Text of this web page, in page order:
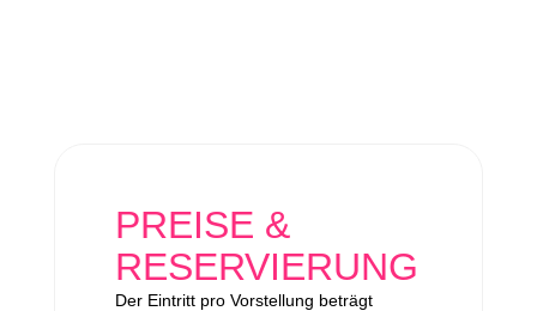
PREISE &
RESERVIERUNG
Der Eintritt pro Vorstellung beträgt